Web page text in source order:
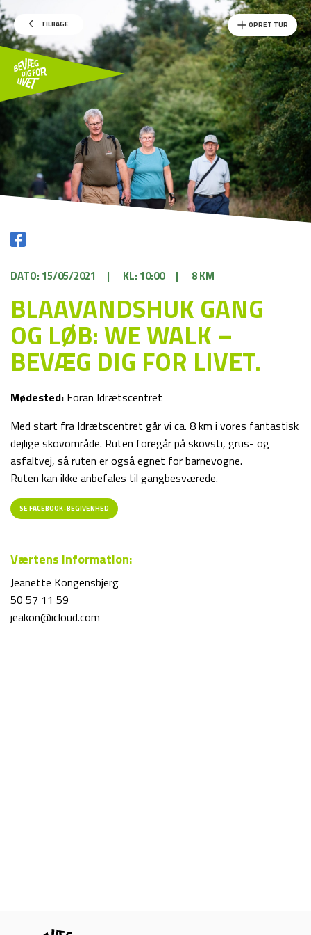
TILBAGE OPRET TUR
DATO: 15/05/2021 | KL: 10:00 | 8 KM
BLAAVANDSHUK GANG
OG LØB: WE WALK –
BEVÆG DIG FOR LIVET.
Mødested: Foran Idrætscentret
Med start fra Idrætscentret går vi ca. 8 km i vores fantastisk
dejlige skovområde. Ruten foregår på skovsti, grus- og
asfaltvej, så ruten er også egnet for barnevogne.
Ruten kan ikke anbefales til gangbesværede.
SE FACEBOOK-BEGIVENHED
Værtens information:
Jeanette Kongensbjerg
50 57 11 59
jeakon@icloud.com